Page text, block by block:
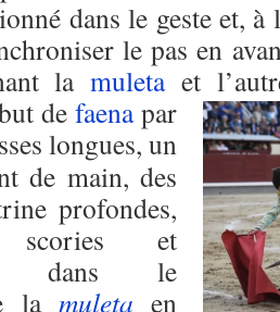
dans le geste et,
le pas en
lamuletaet
de faenapar
longues, un
de main, des
profondes,
et
dans le
la muleta en